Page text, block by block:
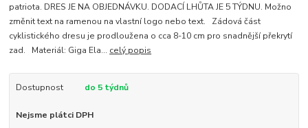
patriota. DRES JE NA OBJEDNÁVKU. DODACÍ LHŮTA JE 5 TÝDNU. Možno
změnit text na ramenou na vlastní logo nebo text. Zádová část
cyklistického dresu je prodloužena o cca 8-10 cm pro snadnější překrytí
zad. Materiál: Giga Ela... celý popis
Dostupnost do 5 týdnů
Nejsme plátci DPH